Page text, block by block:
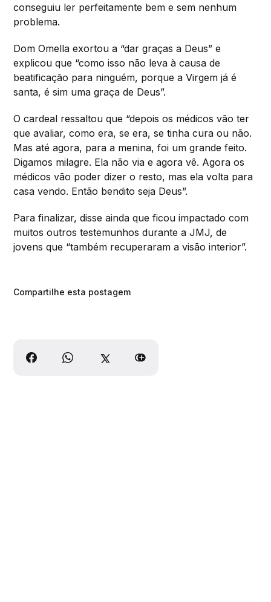
conseguiu ler perfeitamente bem e sem nenhum
problema.
Dom Omella exortou a “dar graças a Deus” e
explicou que “como isso não leva à causa de
beatificação para ninguém, porque a Virgem já é
santa, é sim uma graça de Deus”.
O cardeal ressaltou que “depois os médicos vão ter
que avaliar, como era, se era, se tinha cura ou não.
Mas até agora, para a menina, foi um grande feito.
Digamos milagre. Ela não via e agora vê. Agora os
médicos vão poder dizer o resto, mas ela volta para
casa vendo. Então bendito seja Deus”.
Para finalizar, disse ainda que ficou impactado com
muitos outros testemunhos durante a JMJ, de
jovens que “também recuperaram a visão interior”.
Compartilhe esta postagem